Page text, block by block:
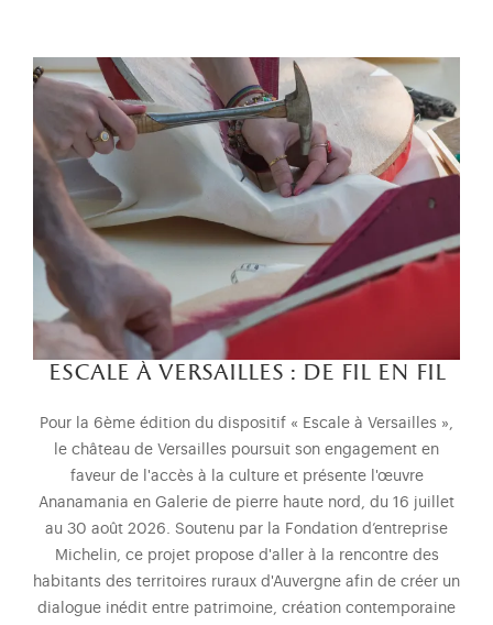
escale à versailles : de fil en fil
Pour la 6ème édition du dispositif « Escale à Versailles »,
le château de Versailles poursuit son engagement en
faveur de l'accès à la culture et présente l'œuvre
Ananamania en Galerie de pierre haute nord, du 16 juillet
au 30 août 2026. Soutenu par la Fondation d’entreprise
Michelin, ce projet propose d'aller à la rencontre des
habitants des territoires ruraux d'Auvergne afin de créer un
dialogue inédit entre patrimoine, création contemporaine